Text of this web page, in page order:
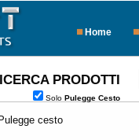
Home
PRODOTTI
Solo Pulegge Cesto
cesto